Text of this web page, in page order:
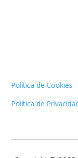
Política de Cookies
Política de